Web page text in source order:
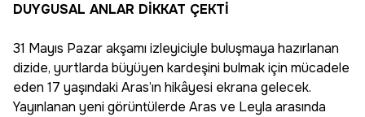
DUYGUSAL ANLAR DİKKAT ÇEKTİ
31 Mayıs Pazar akşamı izleyiciyle buluşmaya hazırlanan
dizide, yurtlarda büyüyen kardeşini bulmak için mücadele
eden 17 yaşındaki Aras’ın hikâyesi ekrana gelecek.
Yayınlanan yeni görüntülerde Aras ve Leyla arasında